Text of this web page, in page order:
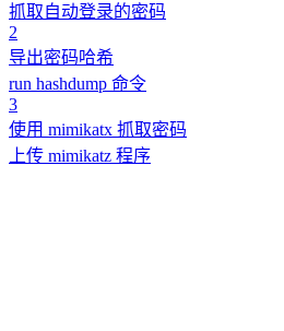
抓取自动登录的密码
2
导出密码哈希
run hashdump 命令
3
使用 mimikatx 抓取密码
上传 mimikatz 程序